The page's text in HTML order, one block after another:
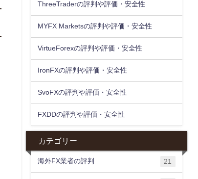
ThreeTraderの評判や評価・安全性
MYFX Marketsの評判や評価・安全性
VirtueForexの評判や評価・安全性
IronFXの評判や評価・安全性
SvoFXの評判や評価・安全性
FXDDの評判や評価・安全性
カテゴリー
海外FX業者の評判 21